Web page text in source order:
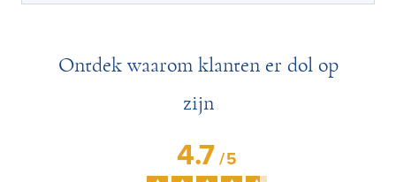
Ontdek waarom klanten er dol op
zijn
4.7/5